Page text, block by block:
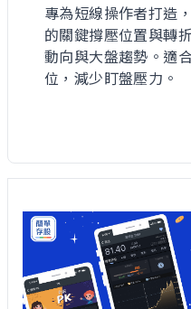
專為短線操作者打造
的關鍵撐壓位置與轉
動向與大盤趨勢。適
位，減少盯盤壓力。